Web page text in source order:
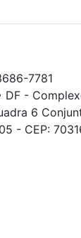
7781
DF -
6
- CEP: